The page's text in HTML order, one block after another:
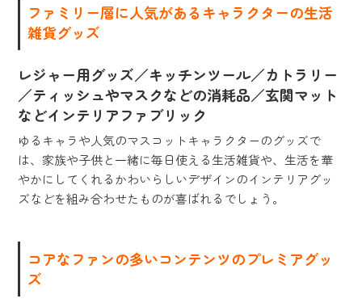
ファミリー層に人気があるキャラクターの生活
雑貨グッズ
レジャー用グッズ／キッチンツール／カトラリー
／ティッシュやマスクなどの消耗品／玄関マット
などインテリアファブリック
ゆるキャラや人気のマスコットキャラクターのグッズで
は、家族や子供と一緒に毎日使える生活雑貨や、生活を華
やかにしてくれるかわいらしいデザインのインテリアグッ
ズなどを組み合わせたものが喜ばれるでしょう。
コアなファンの多いコンテンツのプレミアグッ
ズ